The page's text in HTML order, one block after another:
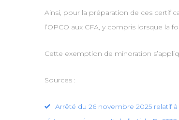
Ainsi, pour la préparation de ces
l’OPCO aux CFA, y compris lorsque la
Cette exemption de minoration
Sources :
Arrêté du 26 novembre 2025 relatif